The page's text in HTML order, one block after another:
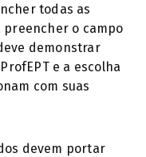
todas as
o campo
demonstrar
e a escolha
com suas
devem portar